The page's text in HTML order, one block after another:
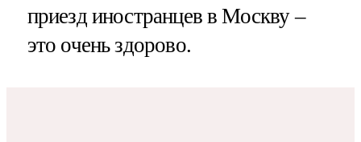
приезд иностранцев в Москву –
это очень здорово.